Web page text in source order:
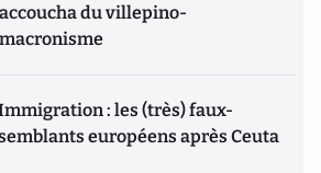
accoucha du villepino-
macronisme
: les (très) faux-
européens après Ceuta